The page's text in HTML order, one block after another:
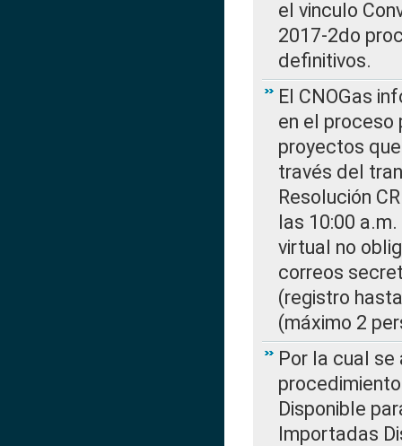
el vinculo
2017-2do
definitivos.
El CNOGas
en el proceso
proyectos
través del
Resolución
las 10:00
virtual no
correos
(registro
(máximo 2
Por la cual
Disponible
Importadas